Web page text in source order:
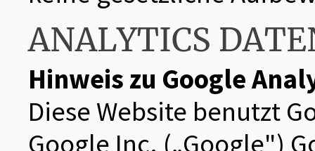
ANALYTICS
Hinweis zu Google
Diese Website benutzt
Google Inc. („Google")